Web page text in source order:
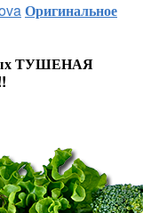
Оригинальное
ТУШЕНАЯ